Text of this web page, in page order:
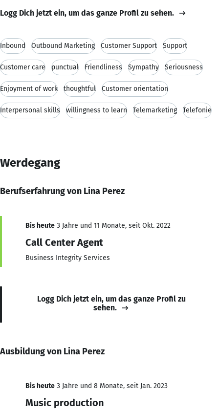
Logg Dich jetzt ein, um das ganze Profil zu sehen.
Inbound Outbound Marketing Customer Support Support
Customer care punctual Friendliness Sympathy Seriousness
Enjoyment of work thoughtful Customer orientation
Interpersonal skills willingness to learn Telemarketing Telefonie
Werdegang
Berufserfahrung von Lina Perez
Bis heute 3 Jahre und 11 Monate, seit Okt. 2022
Call Center Agent
Business Integrity Services
Logg Dich jetzt ein, um das ganze Profil zu
sehen.
Ausbildung von Lina Perez
Bis heute 3 Jahre und 8 Monate, seit Jan. 2023
Music production